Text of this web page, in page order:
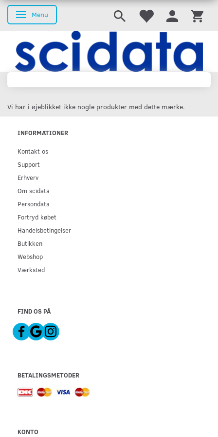
Skifte navigation
Menu
Vi har i øjeblikket ikke nogle produkter med dette mærke.
INFORMATIONER
Kontakt os
Support
Erhverv
Om scidata
Persondata
Fortryd købet
Handelsbetingelser
Butikken
Webshop
Værksted
FIND OS PÅ
BETALINGSMETODER
KONTO